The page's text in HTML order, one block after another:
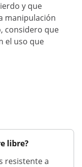
y que
manipulación
considero que
el uso que
libre?
resistente a